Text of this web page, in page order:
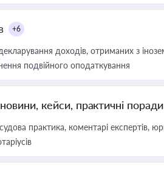
+6
доходів, отриманих з
подвійного оподаткування
кейси, практичні поради
практика, коментарі експертів,